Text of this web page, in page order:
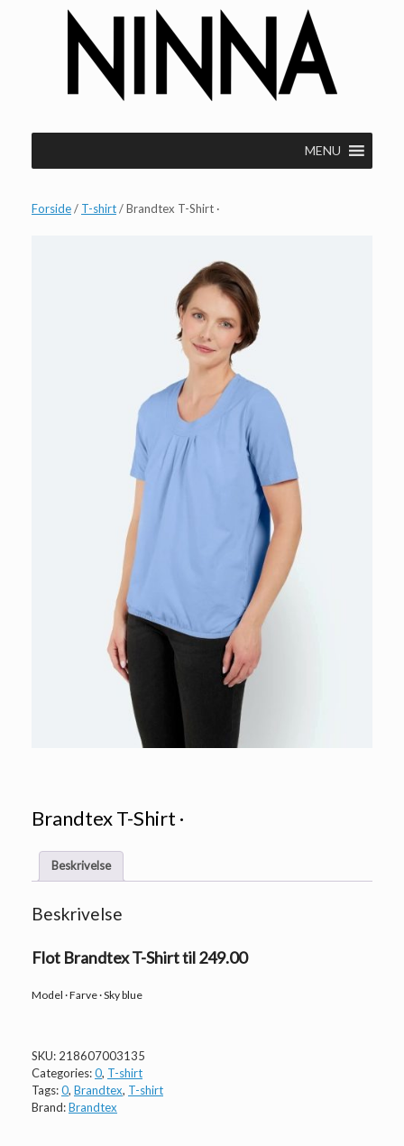
MENU
Forside/ T-shirt/ Brandtex T-Shirt ·
Brandtex T-Shirt ·
Beskrivelse
Beskrivelse
Flot Brandtex T-Shirt til 249.00
Model · Farve · Sky blue
SKU: 218607003135
Categories:0, T-shirt
Tags:0, Brandtex, T-shirt
Brand:Brandtex